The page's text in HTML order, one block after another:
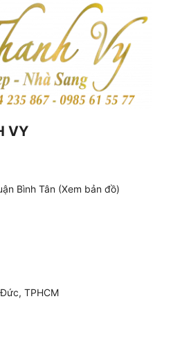
VY
Bình Tân (Xem bản đồ)
TPHCM